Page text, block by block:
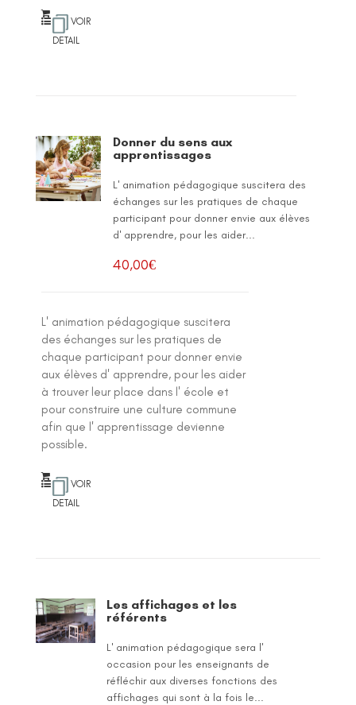
VOIR
DETAIL
Donner du sens aux
apprentissages
L' animation pédagogique suscitera des
échanges sur les pratiques de chaque
participant pour donner envie aux élèves
d' apprendre, pour les aider...
40,00€
L' animation pédagogique suscitera
des échanges sur les pratiques de
chaque participant pour donner envie
aux élèves d' apprendre, pour les aider
à trouver leur place dans l' école et
pour construire une culture commune
afin que l' apprentissage devienne
possible.
VOIR
DETAIL
Les affichages et les
référents
L' animation pédagogique sera l'
occasion pour les enseignants de
réfléchir aux diverses fonctions des
affichages qui sont à la fois le...